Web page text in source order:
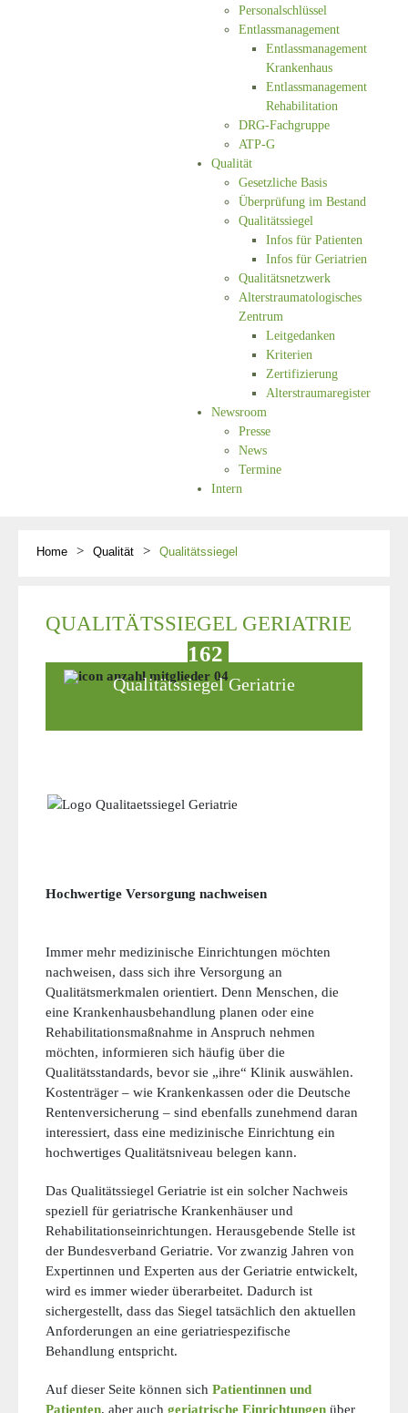
Personalschlüssel
Entlassmanagement
Entlassmanagement
Krankenhaus
Entlassmanagement
Rehabilitation
DRG-Fachgruppe
ATP-G
Qualität
Gesetzliche Basis
Überprüfung im Bestand
Qualitätssiegel
Infos für Patienten
Infos für Geriatrien
Qualitätsnetzwerk
Alterstraumatologisches
Zentrum
Leitgedanken
Kriterien
Zertifizierung
Alterstraumaregister
Newsroom
Presse
News
Termine
Intern
Home Qualität Qualitätssiegel
QUALITÄTSSIEGEL GERIATRIE
162
Qualitätssiegel Geriatrie
Hochwertige Versorgung nachweisen
Immer mehr medizinische Einrichtungen möchten
nachweisen, dass sich ihre Versorgung an
Qualitätsmerkmalen orientiert. Denn Menschen, die
eine Krankenhausbehandlung planen oder eine
Rehabilitationsmaßnahme in Anspruch nehmen
möchten, informieren sich häufig über die
Qualitätsstandards, bevor sie „ihre“ Klinik auswählen.
Kostenträger – wie Krankenkassen oder die Deutsche
Rentenversicherung – sind ebenfalls zunehmend daran
interessiert, dass eine medizinische Einrichtung ein
hochwertiges Qualitätsniveau belegen kann.
Das Qualitätssiegel Geriatrie ist ein solcher Nachweis
speziell für geriatrische Krankenhäuser und
Rehabilitationseinrichtungen. Herausgebende Stelle ist
der Bundesverband Geriatrie. Vor zwanzig Jahren von
Expertinnen und Experten aus der Geriatrie entwickelt,
wird es immer wieder überarbeitet. Dadurch ist
sichergestellt, dass das Siegel tatsächlich den aktuellen
Anforderungen an eine geriatriespezifische
Behandlung entspricht.
Auf dieser Seite können sich Patientinnen und
Patienten, aber auch geriatrische Einrichtungen über